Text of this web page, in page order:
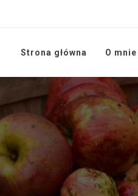
Strona główna O mnie